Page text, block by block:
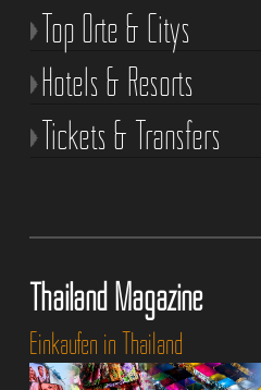
Top Orte & Citys
Hotels & Resorts
Tickets & Transfers
Thailand Magazine
Einkaufen in Thailand